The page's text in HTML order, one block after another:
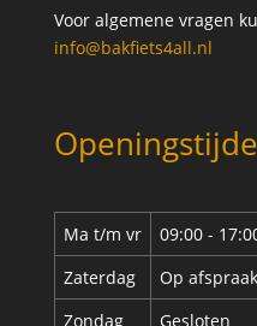
Voor algemene vragen
info@bakfiets4all.nl
Ma t/m vr
09:00 -
Zaterdag
Op afspraak
Zondag
Gesloten